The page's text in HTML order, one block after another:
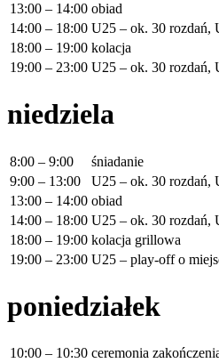
13:00 – 14:00 obiad
14:00 – 18:00 U25 – ok. 30 rozdań,
18:00 – 19:00 kolacja
19:00 – 23:00 U25 – ok. 30 rozdań,
niedziela
8:00 – 9:00
śniadanie
9:00 – 13:00
U25 – ok. 30 rozdań,
13:00 – 14:00 obiad
14:00 – 18:00 U25 – ok. 30 rozdań,
18:00 – 19:00 kolacja grillowa
19:00 – 23:00 U25 – play-off o
poniedziałek
10:00 – 10:30 ceremonia